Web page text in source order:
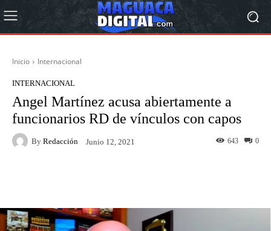
Inicio Internacional
INTERNACIONAL
Angel Martínez acusa abiertamente a
funcionarios RD de vínculos con capos
By Redacción Junio 12, 2021 0
643